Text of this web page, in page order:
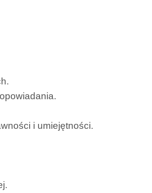
i umiejętności.